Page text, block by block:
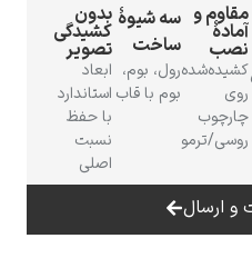
و
ترمو
سه شیوهٔ
ساخت
رول، بوم،
بوم با قاب
بدون
کشیدگی
تصویر
ابعاد
استاندارد
با حفظ
نسبت